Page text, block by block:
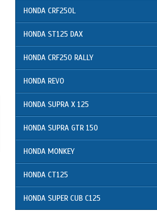
HONDA CRF250L
HONDA ST125 DAX
HONDA CRF250 RALLY
HONDA REVO
HONDA SUPRA X 125
HONDA SUPRA GTR 150
HONDA MONKEY
HONDA CT125
HONDA SUPER CUB C125